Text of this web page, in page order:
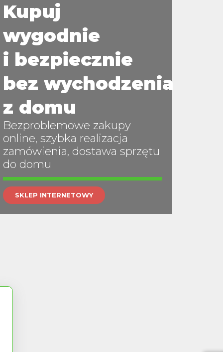
Kupuj
wygodnie
i bezpiecznie
bez wychodzenia
z domu
Bezproblemowe zakupy
online, szybka realizacja
zamówienia, dostawa sprzętu
do domu
SKLEP INTERNETOWY